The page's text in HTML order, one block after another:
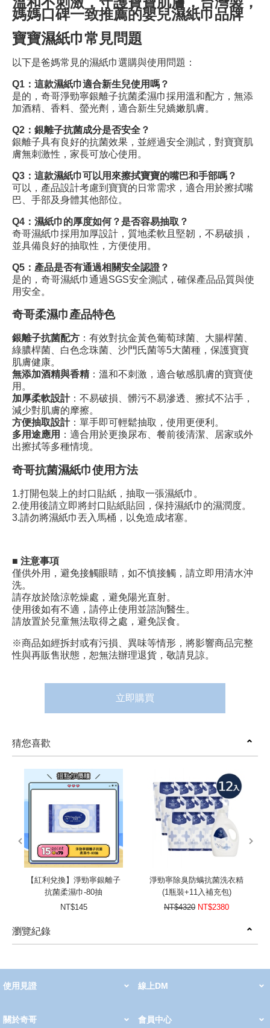
媽媽口碑一致推薦的嬰兒濕紙巾品牌
寶寶濕紙巾常見問題
以下是爸媽常見的濕紙巾選購與使用問題：
Q1：這款濕紙巾適合新生兒使用嗎？
是的，奇哥淨勁寧銀離子抗菌柔濕巾採用溫和配方，無添
加酒精、香料、螢光劑，適合新生兒嬌嫩肌膚。
Q2：銀離子抗菌成分是否安全？
銀離子具有良好的抗菌效果，並經過安全測試，對寶寶肌
膚無刺激性，家長可放心使用。
Q3：這款濕紙巾可以用來擦拭寶寶的嘴巴和手部嗎？
可以，產品設計考慮到寶寶的日常需求，適合用於擦拭嘴
巴、手部及身體其他部位。
Q4：濕紙巾的厚度如何？是否容易抽取？
奇哥濕紙巾採用加厚設計，質地柔軟且堅韌，不易破損，
並具備良好的抽取性，方便使用。
Q5：產品是否有通過相關安全認證？
是的，奇哥濕紙巾通過SGS安全測試，確保產品品質與使
用安全。
奇哥柔濕巾產品特色
銀離子抗菌配方 ：有效對抗金黃色葡萄球菌、大腸桿菌、
綠膿桿菌、白色念珠菌、沙門氏菌等5大菌種，保護寶寶
肌膚健康。
無添加酒精與香精：溫和不刺激，適合敏感肌膚的寶寶使
用。
加厚柔軟設計：不易破損、髒污不易滲透、擦拭不沾手，
減少對肌膚的摩擦。
方便抽取設計：單手即可輕鬆抽取，使用更便利。
多用途應用 ：適合用於更換尿布、餐前後清潔、居家或外
出擦拭等多種情境。
奇哥抗菌濕紙巾使用方法
1.打開包裝上的封口貼紙，抽取一張濕紙巾。
2.使用後請立即將封口貼紙貼回，保持濕紙巾的濕潤度。
3.請勿將濕紙巾丟入馬桶，以免造成堵塞。
■ 注意事項
僅供外用，避免接觸眼睛，如不慎接觸，請立即用清水沖
洗。
請存放於陰涼乾燥處，避免陽光直射。
使用後如有不適，請停止使用並諮詢醫生。
請放置於兒童無法取得之處，避免誤食。
※商品如經拆封或有污損、異味等情形，將影響商品完整
性與再販售狀態，恕無法辦理退貨，敬請見諒。
立即購買
猜您喜歡
【紅利兌換】淨勁寧銀離子
抗菌柔濕巾-80抽
NT$145
淨勁寧除臭防螨抗菌洗衣精
(1瓶裝+11入補充包)
NT$4320 NT$2380
prev
瀏覽紀錄
prev
next
使用見證 線上DM
關於奇哥
會員中心